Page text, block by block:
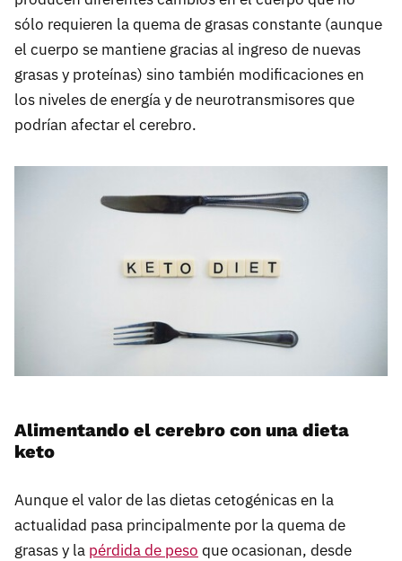
sólo requieren la quema de grasas constante (aunque
el cuerpo se mantiene gracias al ingreso de nuevas
grasas y proteínas) sino también modificaciones en
los niveles de energía y de neurotransmisores que
podrían afectar el cerebro.
Alimentando el cerebro con una dieta
keto
Aunque el valor de las dietas cetogénicas en la
actualidad pasa principalmente por la quema de
grasas y la pérdida de peso que ocasionan, desde